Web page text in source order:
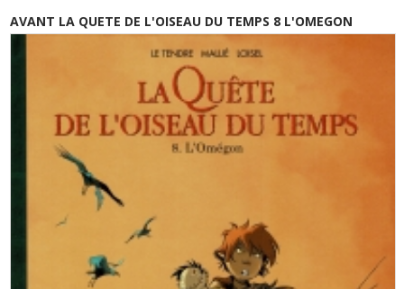
AVANT LA QUETE DE L'OISEAU DU TEMPS 8 L'OMEGON